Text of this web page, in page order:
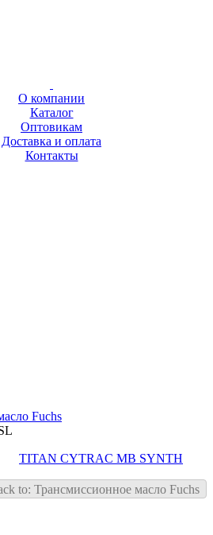
О компании
Каталог
Оптовикам
Доставка и оплата
Контакты
Fuchs
TITAN CYTRAC MB SYNTH
to: Трансмиссионное масло Fuchs